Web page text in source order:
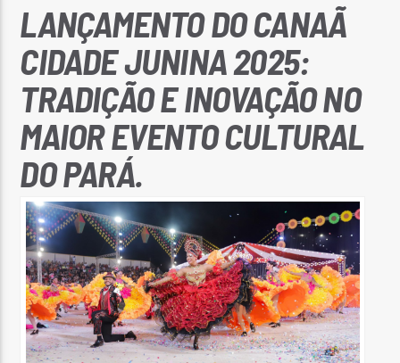
LANÇAMENTO DO CANAÃ
CIDADE JUNINA 2025:
TRADIÇÃO E INOVAÇÃO NO
MAIOR EVENTO CULTURAL
DO PARÁ.